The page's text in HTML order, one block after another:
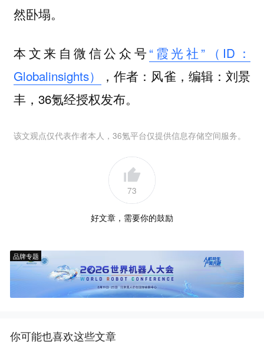
然卧塌。
本文来自微信公众号“霞光社”（ID：
Globalinsights）
，作者：风雀，编辑：刘景
丰，36氪经授权发布。
该文观点仅代表作者本人，36氪平台仅提供信息存储空间服务。
73
好文章，需要你的鼓励
品牌专题
你可能也喜欢这些文章